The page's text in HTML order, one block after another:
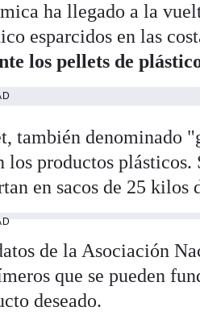
ha llegado a la
esparcidos en las
los pellets de
también denominado
los productos plásticos.
en sacos de 25 kilos
de la Asociación
que se pueden
deseado.